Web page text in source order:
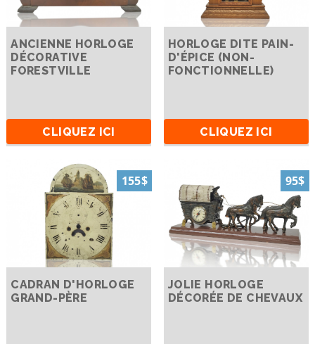
ANCIENNE HORLOGE
DÉCORATIVE
FORESTVILLE
CLIQUEZ ICI
HORLOGE DITE PAIN-
D'ÉPICE (NON-
FONCTIONNELLE)
CLIQUEZ ICI
155$
CADRAN D'HORLOGE
GRAND-PÈRE
95$
JOLIE HORLOGE
DÉCORÉE DE CHEVAUX